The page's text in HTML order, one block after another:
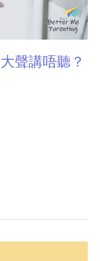
聲講唔聽？